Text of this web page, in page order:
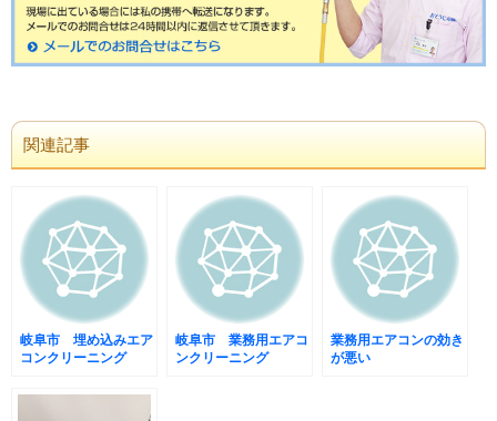
関連記事
岐阜市 埋め込みエア
コンクリーニング
岐阜市 業務用エアコ
ンクリーニング
業務用エアコンの効き
が悪い